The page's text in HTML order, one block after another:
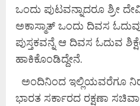
ಒಂದು ಪುಟವನ್ನಾದರೂ ಶ್ರೀ
ಅಕಾಸ್ಮಾತ್ ಒಂದು ದಿವಸ
ಪುಸ್ತಕವನ್ನೆ ಆ ದಿವಸ ಓದುವ
ಹಾಕಿಕೊಂಡಿದ್ದೇನೆ.
ಅಂದಿನಿಂದ ಇಲ್ಲಿಯವರೆಗೂ
ಭಾರತ ಸರ್ಕಾರದ ರಕ್ಷಣಾ